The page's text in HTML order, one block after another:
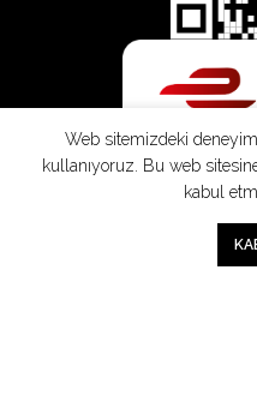
Web sitemizdeki
kullanıyoruz. Bu web
kabul